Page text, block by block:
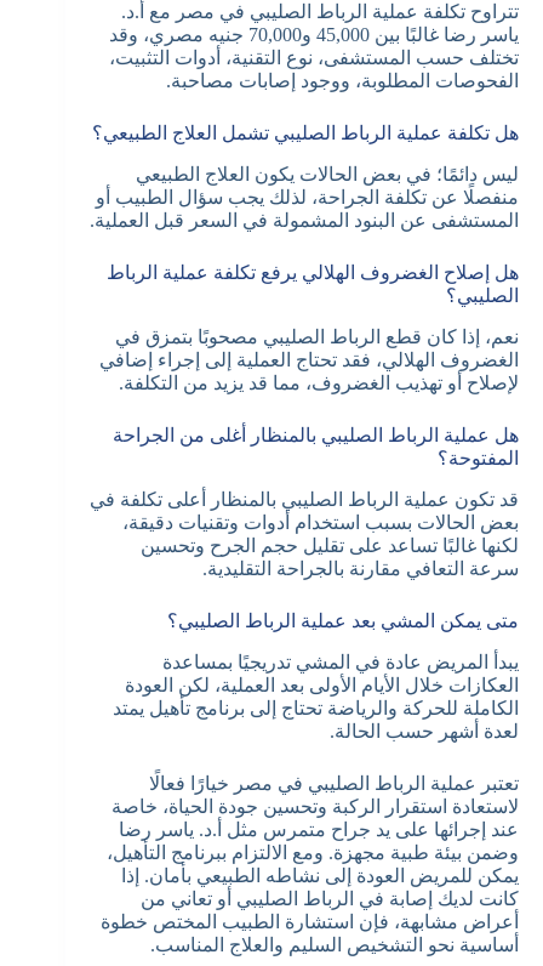
تتراوح تكلفة عملية الرباط الصليبي في مصر مع أ.د.
ياسر رضا غالبًا بين 45,000 و70,000 جنيه مصري، وقد
تختلف حسب المستشفى، نوع التقنية، أدوات التثبيت،
الفحوصات المطلوبة، ووجود إصابات مصاحبة.
هل تكلفة عملية الرباط الصليبي تشمل العلاج الطبيعي؟
ليس دائمًا؛ في بعض الحالات يكون العلاج الطبيعي
منفصلًا عن تكلفة الجراحة، لذلك يجب سؤال الطبيب أو
المستشفى عن البنود المشمولة في السعر قبل العملية.
هل إصلاح الغضروف الهلالي يرفع تكلفة عملية الرباط
الصليبي؟
نعم، إذا كان قطع الرباط الصليبي مصحوبًا بتمزق في
الغضروف الهلالي، فقد تحتاج العملية إلى إجراء إضافي
لإصلاح أو تهذيب الغضروف، مما قد يزيد من التكلفة.
هل عملية الرباط الصليبي بالمنظار أغلى من الجراحة
المفتوحة؟
قد تكون عملية الرباط الصليبي بالمنظار أعلى تكلفة في
بعض الحالات بسبب استخدام أدوات وتقنيات دقيقة،
لكنها غالبًا تساعد على تقليل حجم الجرح وتحسين
سرعة التعافي مقارنة بالجراحة التقليدية.
متى يمكن المشي بعد عملية الرباط الصليبي؟
يبدأ المريض عادة في المشي تدريجيًا بمساعدة
العكازات خلال الأيام الأولى بعد العملية، لكن العودة
الكاملة للحركة والرياضة تحتاج إلى برنامج تأهيل يمتد
لعدة أشهر حسب الحالة.
تعتبر عملية الرباط الصليبي في مصر خيارًا فعالًا
لاستعادة استقرار الركبة وتحسين جودة الحياة، خاصة
عند إجرائها على يد جراح متمرس مثل أ.د. ياسر رضا
وضمن بيئة طبية مجهزة. ومع الالتزام ببرنامج التأهيل،
يمكن للمريض العودة إلى نشاطه الطبيعي بأمان. إذا
كانت لديك إصابة في الرباط الصليبي أو تعاني من
أعراض مشابهة، فإن استشارة الطبيب المختص خطوة
أساسية نحو التشخيص السليم والعلاج المناسب.